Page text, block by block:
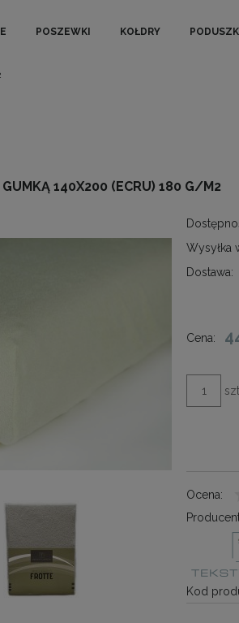
POSZEWKI KOŁDRY
140X200 (ECRU) 180 G/M2
Wysyłka
Dostawa:
Cena:
Ocena:
Kod